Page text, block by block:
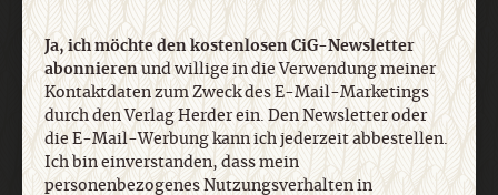
personenbezogenes Nutzungsverhalten in
Newsletter und E-Mail-Werbung erfasst und
ausgewertet wird, um die Inhalte besser auf meine
Interessen auszurichten. Über einen Link in
Newsletter oder E-Mail kann ich diese Funktion
jederzeit ausschalten. Weiterführende
Informationen finden Sie in unseren
Datenschutzhinweisen.
Ja, ich möchte den kostenlosen CiG-Newsletter
abonnierenund willige in die Verwendung meiner
Kontaktdaten zum Zweck des E-Mail-Marketings
durch den Verlag Herder ein. Den Newsletter oder
die E-Mail-Werbung kann ich jederzeit abbestellen.
Ich bin einverstanden, dass mein
personenbezogenes Nutzungsverhalten in